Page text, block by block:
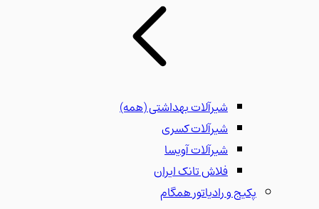
شیرآلات بهداشتی(همه)
شیرآلات کسری
شیرآلات آویسا
فلاش تانک ایران
پکیج و رادیاتور همگام